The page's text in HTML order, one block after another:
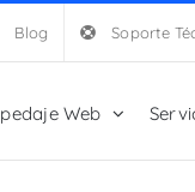
Blog Soporte
Web